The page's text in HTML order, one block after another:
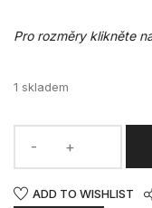
Pro rozměry klikněte
1 skladem
ADD TO WISHLIST